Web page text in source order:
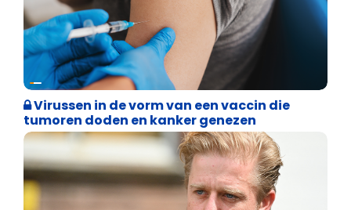
Weekblad 't Pallieterke
Virussen in de vorm van een vaccin die
tumoren doden en kanker genezen